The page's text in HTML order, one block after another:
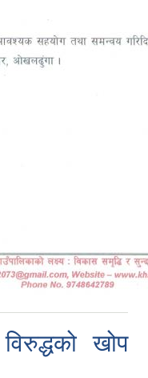
खोप